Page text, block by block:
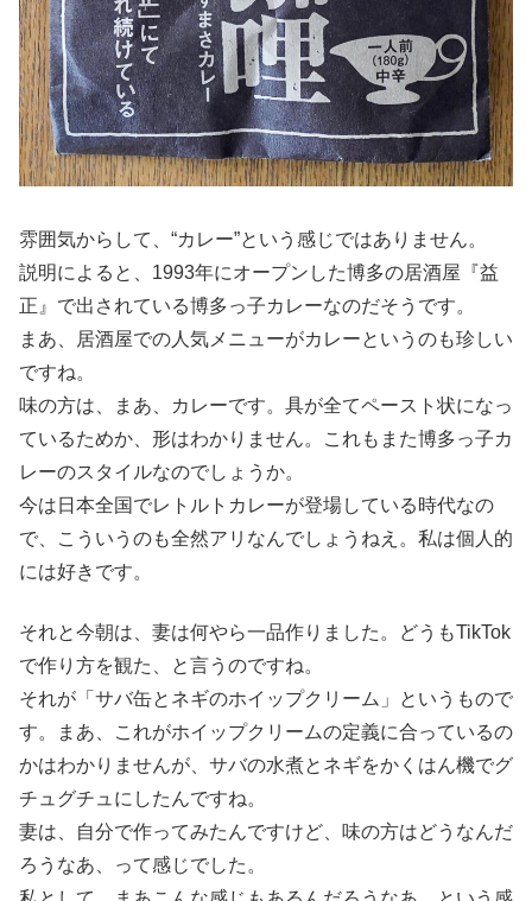
雰囲気からして、“カレー”という感じではありません。
説明によると、1993年にオープンした博多の居酒屋『益
正』で出されている博多っ子カレーなのだそうです。
まあ、居酒屋での人気メニューがカレーというのも珍しい
ですね。
味の方は、まあ、カレーです。具が全てペースト状になっ
ているためか、形はわかりません。これもまた博多っ子カ
レーのスタイルなのでしょうか。
今は日本全国でレトルトカレーが登場している時代なの
で、こういうのも全然アリなんでしょうねえ。私は個人的
には好きです。
それと今朝は、妻は何やら一品作りました。どうもTikTok
で作り方を観た、と言うのですね。
それが「サバ缶とネギのホイップクリーム」というもので
す。まあ、これがホイップクリームの定義に合っているの
かはわかりませんが、サバの水煮とネギをかくはん機でグ
チュグチュにしたんですね。
妻は、自分で作ってみたんですけど、味の方はどうなんだ
ろうなあ、って感じでした。